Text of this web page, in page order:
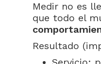
Medir no es
que todo el
Resultado